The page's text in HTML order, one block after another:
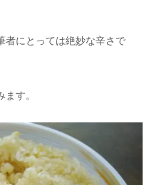
者にとっては絶妙な辛さで
す。